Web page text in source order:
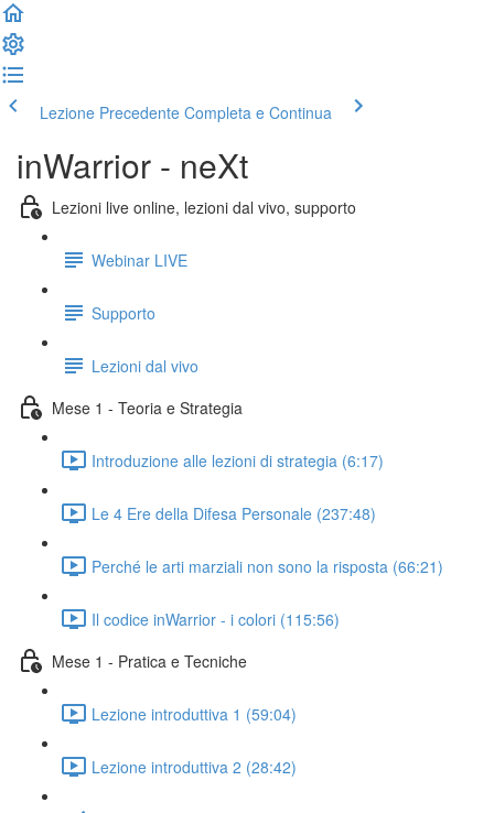
Lezione Precedente Completa e Continua
inWarrior - neXt
Lezioni live online, lezioni dal vivo, supporto
Webinar LIVE
Supporto
Lezioni dal vivo
Mese 1 - Teoria e Strategia
Introduzione alle lezioni di strategia (6:17)
Le 4 Ere della Difesa Personale (237:48)
Perché le arti marziali non sono la risposta (66:21)
Il codice inWarrior - i colori (115:56)
Mese 1 - Pratica e Tecniche
Lezione introduttiva 1 (59:04)
Lezione introduttiva 2 (28:42)